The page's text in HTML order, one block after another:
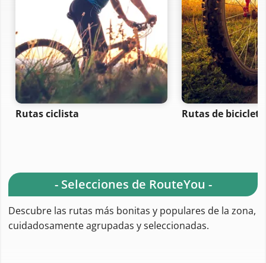
Rutas ciclista Rutas de
- Selecciones de RouteYou -
Descubre las rutas más bonitas y populares de la zona,
cuidadosamente agrupadas y seleccionadas.